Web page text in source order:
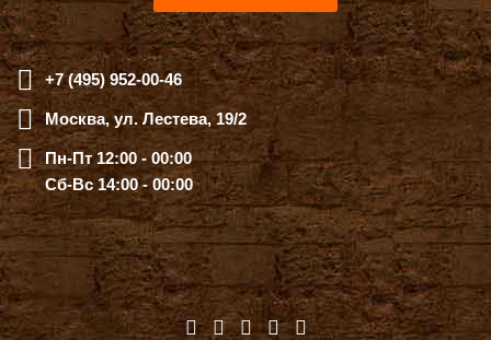
+7 (495) 952-00-46
Москва, ул. Лестева, 19/2
Пн-Пт 12:00 - 00:00
Сб-Вс 14:00 - 00:00